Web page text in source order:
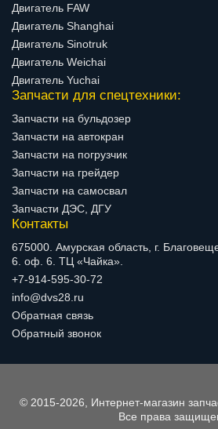
Двигатель FAW
Двигатель Shanghai
Двигатель Sinotruk
Двигатель Weichai
Двигатель Yuchai
Запчасти для спецтехники:
Запчасти на бульдозер
Запчасти на автокран
Запчасти на погрузчик
Запчасти на грейдер
Запчасти на самосвал
Запчасти ДЭС, ДГУ
Контакты
675000. Амурская область, г.
6. оф. 6. ТЦ «Чайка».
+7-914-595-30-72
info@dvs28.ru
Обратная связь
Обратный звонок
© 2015-2026, Интернет-магазин
Все права